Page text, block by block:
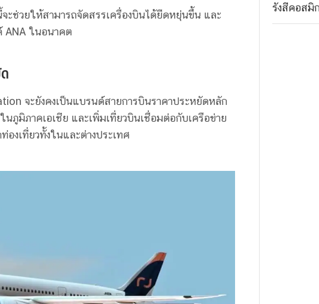
ะช่วยให้สามารถจัดสรรเครื่องบินได้ยืดหยุ่นขึ้น และ
ANA ในอนาคต
จะยังคงเป็นแบรนด์สายการบินราคาประหยัดหลัก
ภูมิภาคเอเชีย และเพิ่มเที่ยวบินเชื่อมต่อกับเครือข่าย
องเที่ยวทั้งในและต่างประเทศ
รังสีคอสมิ